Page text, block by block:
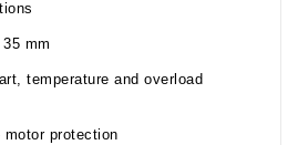
mm
temperature and overload
protection